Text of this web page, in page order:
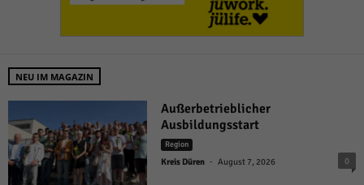
NEU IM MAGAZIN
Außerbetrieblicher
Ausbildungsstart
Region
Kreis Düren - August 7, 2026 0